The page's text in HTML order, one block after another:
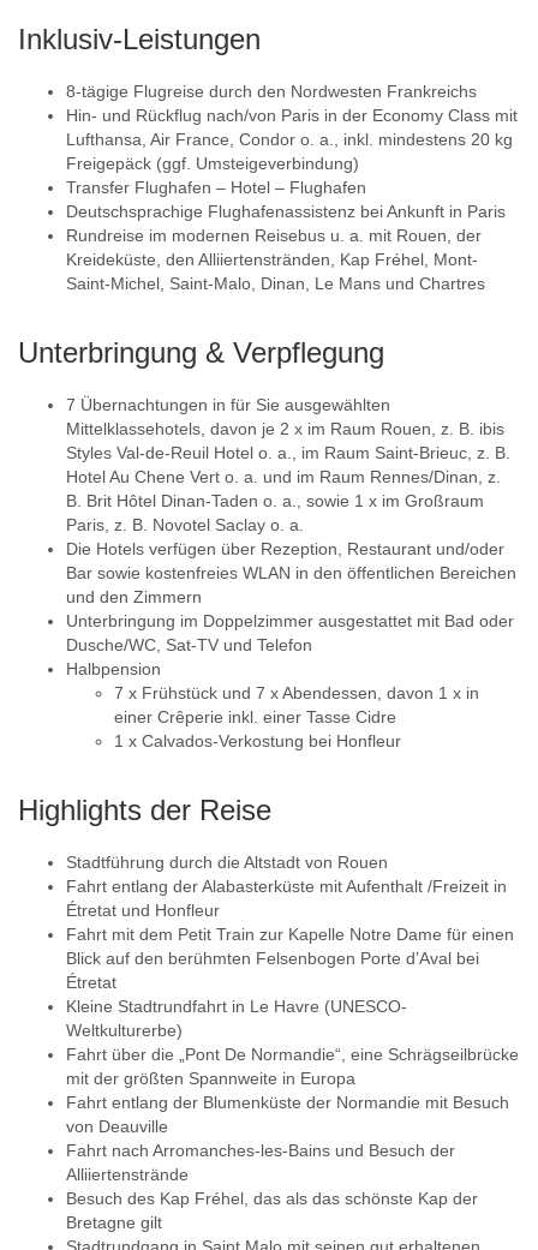
Inklusiv-Leistungen
8-tägige Flugreise durch den Nordwesten Frankreichs
Hin- und Rückflug nach/von Paris in der Economy Class mit
Lufthansa, Air France, Condor o. a., inkl. mindestens 20 kg
Freigepäck (ggf. Umsteigeverbindung)
Transfer Flughafen – Hotel – Flughafen
Deutschsprachige Flughafenassistenz bei Ankunft in Paris
Rundreise im modernen Reisebus u. a. mit Rouen, der
Kreideküste, den Alliiertenstränden, Kap Fréhel, Mont-
Saint-Michel, Saint-Malo, Dinan, Le Mans und Chartres
Unterbringung & Verpflegung
7 Übernachtungen in für Sie ausgewählten
Mittelklassehotels, davon je 2 x im Raum Rouen, z. B. ibis
Styles Val-de-Reuil Hotel o. a., im Raum Saint-Brieuc, z. B.
Hotel Au Chene Vert o. a. und im Raum Rennes/Dinan, z.
B. Brit Hôtel Dinan-Taden o. a., sowie 1 x im Großraum
Paris, z. B. Novotel Saclay o. a.
Die Hotels verfügen über Rezeption, Restaurant und/oder
Bar sowie kostenfreies WLAN in den öffentlichen Bereichen
und den Zimmern
Unterbringung im Doppelzimmer ausgestattet mit Bad oder
Dusche/WC, Sat-TV und Telefon
Halbpension
7 x Frühstück und 7 x Abendessen, davon 1 x in
einer Crêperie inkl. einer Tasse Cidre
1 x Calvados-Verkostung bei Honfleur
Highlights der Reise
Stadtführung durch die Altstadt von Rouen
Fahrt entlang der Alabasterküste mit Aufenthalt /Freizeit in
Étretat und Honfleur
Fahrt mit dem Petit Train zur Kapelle Notre Dame für einen
Blick auf den berühmten Felsenbogen Porte d’Aval bei
Étretat
Kleine Stadtrundfahrt in Le Havre (UNESCO-
Weltkulturerbe)
Fahrt über die „Pont De Normandie“, eine Schrägseilbrücke
mit der größten Spannweite in Europa
Fahrt entlang der Blumenküste der Normandie mit Besuch
von Deauville
Fahrt nach Arromanches-les-Bains und Besuch der
Alliiertenstrände
Besuch des Kap Fréhel, das als das schönste Kap der
Bretagne gilt
Stadtrundgang in Saint Malo mit seinen gut erhaltenen